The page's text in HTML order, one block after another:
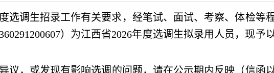
度选调生招录工作有关要求， 经笔试、面试、考察、体检等程
360291200607） 为江西省2026年度选调生拟录用人员，现予
议 ，或发现有影响选调的问题，请在公示期内反映（信函